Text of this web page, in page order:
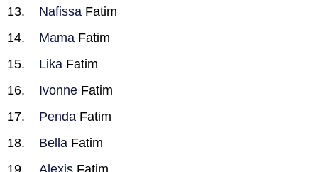
Nafissa Fatim
Mama Fatim
Lika Fatim
Ivonne Fatim
Penda Fatim
Bella Fatim
Alexis Fatim